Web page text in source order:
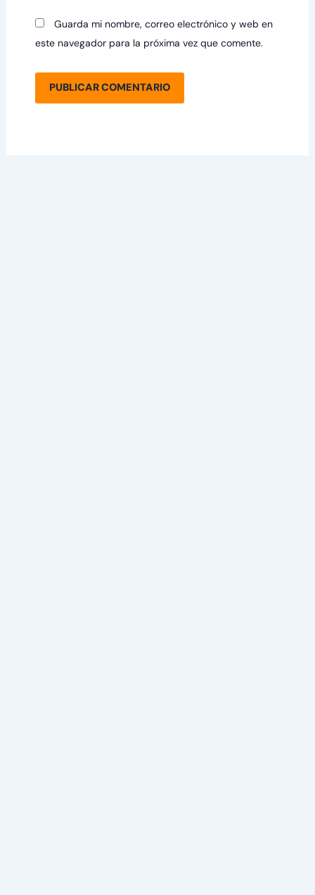
Guarda mi nombre, correo electrónico y web en
este navegador para la próxima vez que comente.